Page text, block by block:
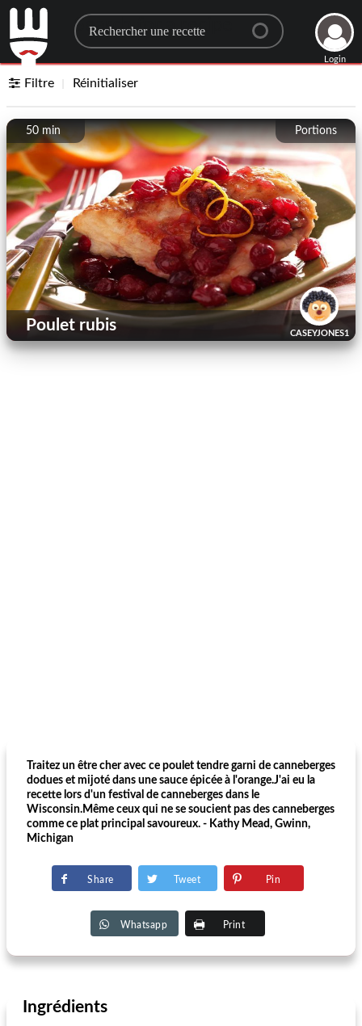
Search for a recipe
Login
Filtre Réinitialiser
Portions
50 min
CASEYJONES1
Poulet rubis
Traitez un être cher avec ce poulet tendre garni de canneberges
dodues et mijoté dans une sauce épicée à l'orange.J'ai eu la
recette lors d'un festival de canneberges dans le
Wisconsin.Même ceux qui ne se soucient pas des canneberges
comme ce plat principal savoureux. - Kathy Mead, Gwinn,
Michigan
Share Tweet Pin
Whatsapp Print
Ingrédients